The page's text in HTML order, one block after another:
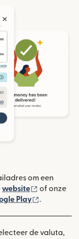
om een
website (wordt
of onze
geopend in een
Play (wordt
.
de valuta,